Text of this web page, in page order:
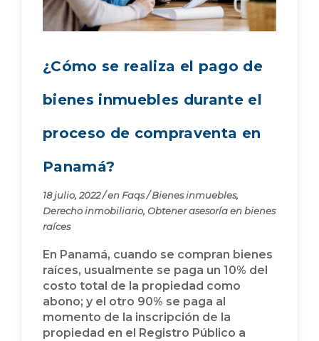
¿Cómo se realiza el pago de
bienes inmuebles durante el
proceso de compraventa en
Panamá?
18 julio, 2022/en Faqs/Bienes inmuebles,
Derecho inmobiliario, Obtener asesoría en bienes
raíces
En Panamá, cuando se compran bienes
raíces, usualmente se paga un 10% del
costo total de la propiedad como
abono; y el otro 90% se paga al
momento de la inscripción de la
propiedad en el Registro Público a